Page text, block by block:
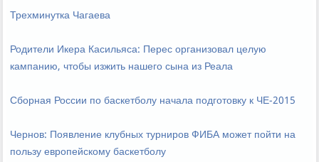
Трехминутка Чагаева
Родители Икера Касильяса: Перес организовал целую
кампанию, чтобы изжить нашего сына из Реала
Сборная России по баскетболу начала подготовку к ЧЕ-2015
Чернов: Появление клубных турниров ФИБА может пойти на
пользу европейскому баскетболу